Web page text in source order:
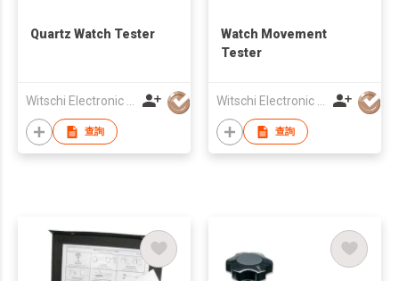
Quartz Watch Tester
查詢
Watch Movement
Tester
查詢